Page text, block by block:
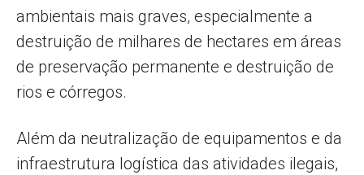
ambientais mais graves, especialmente a
destruição de milhares de hectares em áreas
de preservação permanente e destruição de
rios e córregos.
Além da neutralização de equipamentos e da
infraestrutura logística das atividades ilegais,